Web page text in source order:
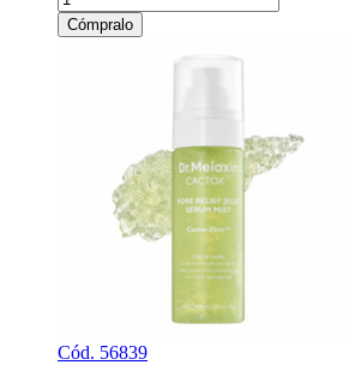
Cómpralo
Cód. 56839